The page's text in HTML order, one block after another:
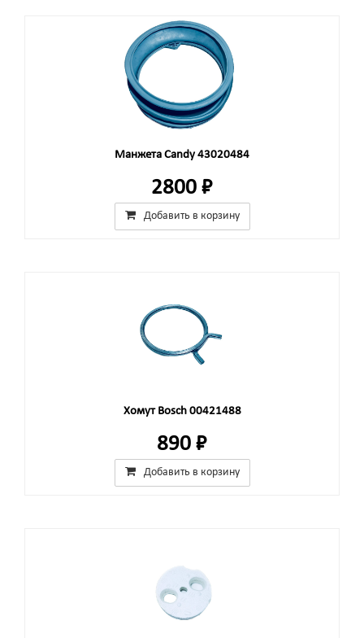
Манжета Candy 43020484
2800 ₽
Добавить в корзину
Хомут Bosch 00421488
890 ₽
Добавить в корзину